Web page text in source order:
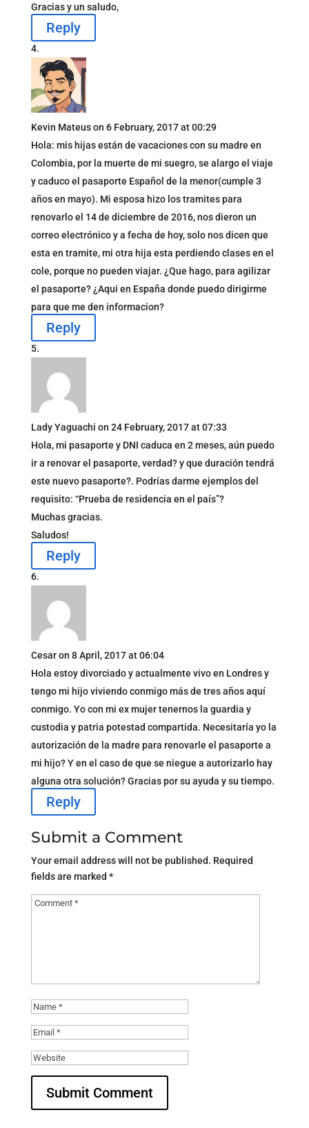
Gracias y un saludo,
Reply
Kevin Mateus on 6 February, 2017 at 00:29
Hola: mis hijas están de vacaciones con su madre en
Colombia, por la muerte de mi suegro, se alargo el viaje
y caduco el pasaporte Español de la menor(cumple 3
años en mayo). Mi esposa hizo los tramites para
renovarlo el 14 de diciembre de 2016, nos dieron un
correo electrónico y a fecha de hoy, solo nos dicen que
esta en tramite, mi otra hija esta perdiendo clases en el
cole, porque no pueden viajar. ¿Que hago, para agilizar
el pasaporte? ¿Aqui en España donde puedo dirigirme
para que me den informacion?
Reply
Lady Yaguachi on 24 February, 2017 at 07:33
Hola, mi pasaporte y DNI caduca en 2 meses, aún puedo
ir a renovar el pasaporte, verdad? y que duración tendrá
este nuevo pasaporte?. Podrías darme ejemplos del
requisito: “Prueba de residencia en el país”?
Muchas gracias.
Saludos!
Reply
Cesar on 8 April, 2017 at 06:04
Hola estoy divorciado y actualmente vivo en Londres y
tengo mi hijo viviendo conmigo más de tres años aquí
conmigo. Yo con mi ex mujer tenernos la guardia y
custodia y patria potestad compartida. Necesitaría yo la
autorización de la madre para renovarle el pasaporte a
mi hijo? Y en el caso de que se niegue a autorizarlo hay
alguna otra solución? Gracias por su ayuda y su tiempo.
Reply
Submit a Comment
Your email address will not be published. Required
fields are marked *